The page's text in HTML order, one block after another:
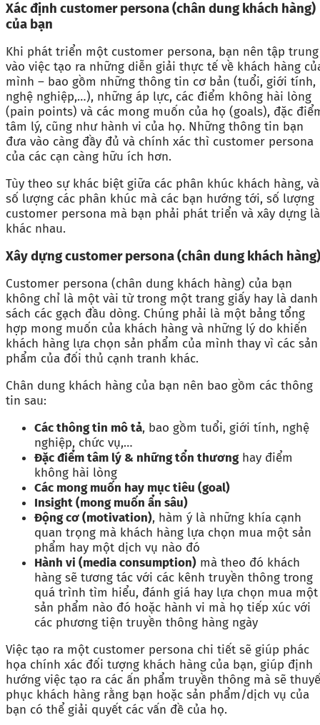
Xác định customer persona (chân dung khách hàng)
của bạn
Khi phát triển một customer persona, bạn nên tập trung
vào việc tạo ra những diễn giải thực tế về khách hàng
mình – bao gồm những thông tin cơ bản (tuổi, giới tính,
nghệ nghiệp,…), những áp lực, các điểm không hài lòng
(pain points) và các mong muốn của họ (goals), đặc
tâm lý, cũng như hành vi của họ. Những thông tin bạn
đưa vào càng đầy đủ và chính xác thì customer persona
của các cạn càng hữu ích hơn.
Tùy theo sự khác biệt giữa các phân khúc khách hàng, và
số lượng các phân khúc mà các bạn hướng tới, số lượng
customer persona mà bạn phải phát triển và xây dựng là
khác nhau.
Xây dựngcustomer persona (chân dung khách hàng)
Customer persona (chân dung khách hàng) của bạn
không chỉ là một vài từ trong một trang giấy hay là danh
sách các gạch đầu dòng. Chúng phải là một bảng tổng
hợp mong muốn của khách hàng và những lý do khiến
khách hàng lựa chọn sản phẩm của mình thay vì các sản
phẩm của đối thủ cạnh tranh khác.
Chân dung khách hàng của bạn nên bao gồm các thông
tin sau:
Các thông tin mô tả, bao gồm tuổi, giới tính, nghệ
nghiệp, chức vụ,…
Đặc điểm tâm lý & những tổn thươnghay điểm
không hài lòng
Các mong muốn hay mục tiêu (goal)
Insight (mong muốn ẩn sâu)
Động cơ (motivation), hàm ý là những khía cạnh
quan trọng mà khách hàng lựa chọn mua một sản
phẩm hay một dịch vụ nào đó
Hành vi (media consumption) mà theo đó khách
hàng sẽ tương tác với các kênh truyền thông trong
quá trình tìm hiểu, đánh giá hay lựa chọn mua một
sản phẩm nào đó hoặc hành vi mà họ tiếp xúc với
các phương tiện truyền thông hàng ngày
Việc tạo ra một customer persona chi tiết sẽ giúp phác
họa chính xác đối tượng khách hàng của bạn, giúp định
hướng việc tạo ra các ấn phẩm truyền thông mà sẽ
phục khách hàng rằng bạn hoặc sản phẩm/dịch vụ của
bạn có thể giải quyết các vấn đề của họ.